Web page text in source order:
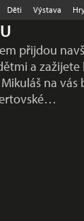
Děti Výstava
přijdou
a zažijete
na vás